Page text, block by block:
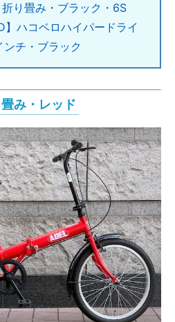
折り畳み・ブラック・6S
ハコベロハイパードライ
ンチ・ブラック
み・レッド